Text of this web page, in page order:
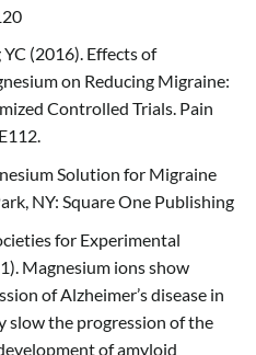
(2016). Effects of
on Reducing Migraine:
Controlled Trials. Pain
Solution for Migraine
NY: Square One Publishing
for Experimental
Magnesium ions show
of Alzheimer’s disease in
slow the progression of the
of amyloid